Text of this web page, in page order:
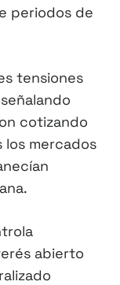
periodos de
tensiones
cotizando
los mercados
abierto